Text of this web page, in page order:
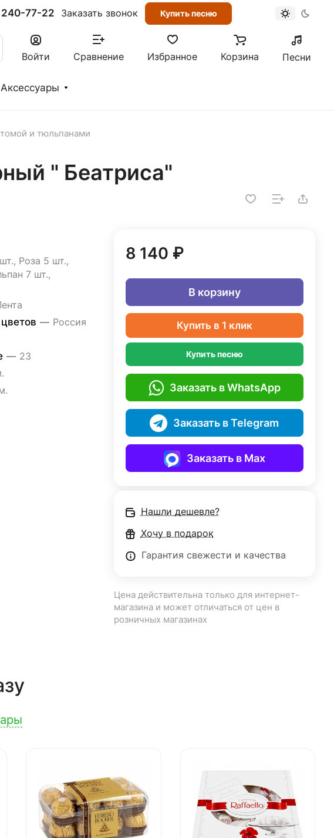
240-77-22 Заказать звонок Купить песню
Войти Сравнение Избранное Корзина Песни
Аксессуары
и тюльпанами
" Беатриса"
Роза 5 шт.,
7 шт.,
— Россия
— 23
8 140 ₽
В корзину
Купить в 1 клик
Купить песню
Заказать в WhatsApp
Заказать в Telegram
Заказать в Max
Нашли дешевле?
Хочу в подарок
Гарантия свежести и качества
Цена действительна только для интернет-
магазина и может отличаться от цен в
розничных магазинах